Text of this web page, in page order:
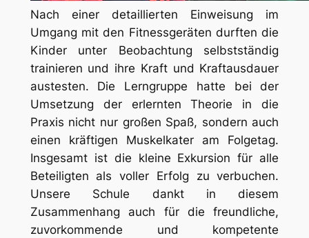
Nach einer detaillierten Einweisung im
Umgang mit den Fitnessgeräten durften die
Kinder unter Beobachtung selbstständig
trainieren und ihre Kraft und Kraftausdauer
austesten. Die Lerngruppe hatte bei der
Umsetzung der erlernten Theorie in die
Praxis nicht nur großen Spaß, sondern auch
einen kräftigen Muskelkater am Folgetag.
Insgesamt ist die kleine Exkursion für alle
Beteiligten als voller Erfolg zu verbuchen.
Unsere Schule dankt in diesem
Zusammenhang auch für die freundliche,
zuvorkommende und kompetente